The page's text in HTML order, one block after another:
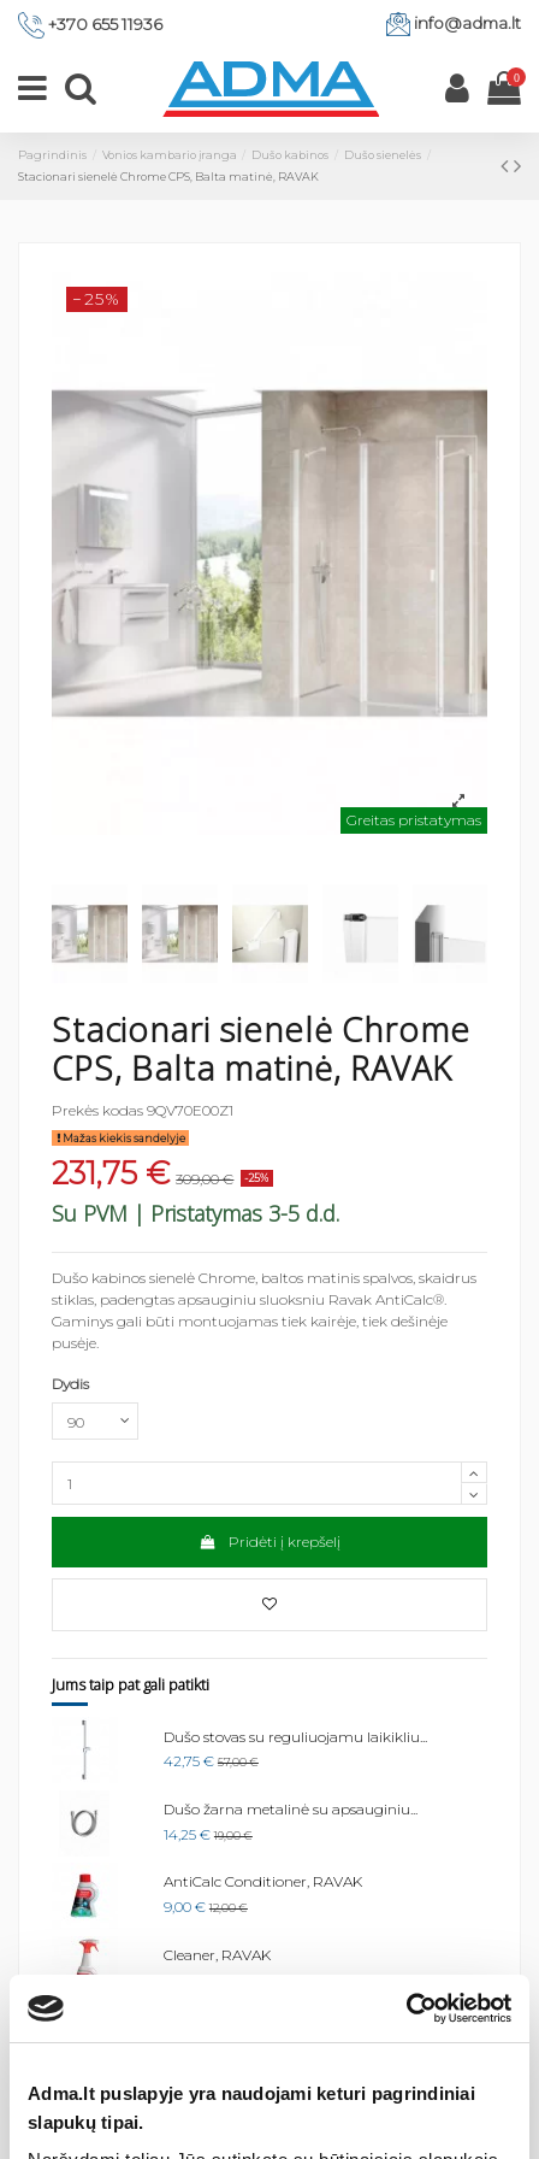
Adma.lt puslapyje yra naudojami keturi pagrindiniai
slapukų tipai.
+370 655 11936 info@adma.lt
0
Pagrindinis Vonios kambario įranga Dušo kabinos
Dušo sienelės
Stacionari sienelė Chrome CPS, Balta matinė, RAVAK
Greitas pristatymas
−25%
Stacionari sienelė Chrome
CPS, Balta matinė, RAVAK
Prekės kodas 9QV70E00Z1
Mažas kiekis sandelyje
231,75 € 309,00 € -25%
Su PVM | Pristatymas 3-5 d.d.
Dušo kabinos sienelė Chrome, baltos matinis spalvos, skaidrus
stiklas, padengtas apsauginiu sluoksniu Ravak AntiCalc®.
Gaminys gali būti montuojamas tiek kairėje, tiek dešinėje
pusėje.
Dydis
Pridėti į krepšelį
Jums taip pat gali patikti
Dušo stovas su reguliuojamu laikikliu...
42,75 € 57,00 €
Dušo žarna metalinė su apsauginiu...
14,25 € 19,00 €
AntiCalc Conditioner, RAVAK
9,00 € 12,00 €
Cleaner, RAVAK